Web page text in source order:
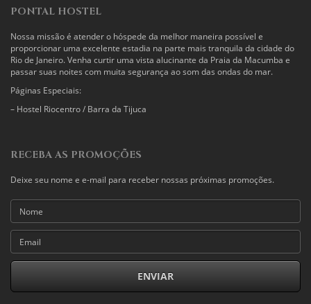
PONTAL HOSTEL
Nossa missão é atender o hóspede da melhor maneira possível e
proporcionar uma excelente estadia na parte mais tranquila da cidade do
Rio de Janeiro. Venha curtir uma vista alucinante da Praia da Macumba e
passar suas noites com muita segurança ao som das ondas do mar.
Páginas Especiais:
– Hostel Riocentro / Barra da Tijuca
RECEBA AS PROMOÇÕES
Deixe seu nome e e-mail para receber nossas próximas promoções.